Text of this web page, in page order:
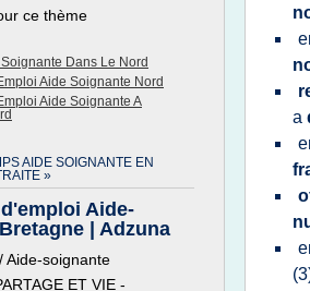
ce thème
Dans Le Nord
Aide Soignante Nord
Aide Soignante A
AIDE SOIGNANTE EN
»
Aide-
| Adzuna
Aide-soignante
ET VIE -
a